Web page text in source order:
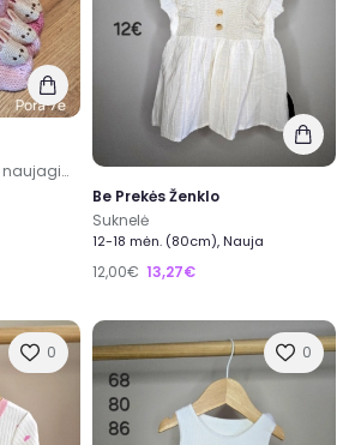
Merino vilnos kojinytės naujagimiams
Be Prekės Ženklo
Suknelė
12-18 mėn. (80cm), Nauja
12,00€ 13,27€
0 0